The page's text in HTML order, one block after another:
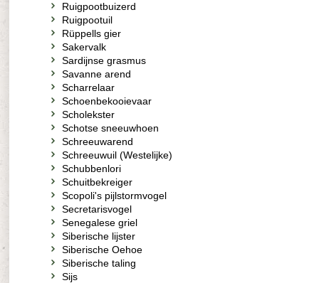
Ruigpootbuizerd
Ruigpootuil
Rüppells gier
Sakervalk
Sardijnse grasmus
Savanne arend
Scharrelaar
Schoenbekooievaar
Scholekster
Schotse sneeuwhoen
Schreeuwarend
Schreeuwuil (Westelijke)
Schubbenlori
Schuitbekreiger
Scopoli's pijlstormvogel
Secretarisvogel
Senegalese griel
Siberische lijster
Siberische Oehoe
Siberische taling
Sijs